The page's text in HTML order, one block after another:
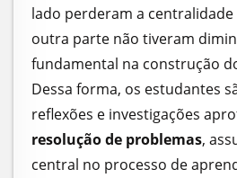
lado perderam a
outra parte não tiveram
fundamental na construção
Dessa forma, os estudantes
reflexões e investigações
resolução de problemas,
central no processo de